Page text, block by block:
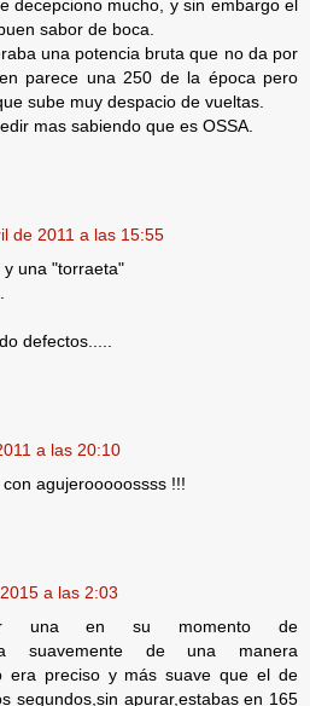
decepciono mucho, y sin embargo el
sabor de boca.
una potencia bruta que no da por
parece una 250 de la época pero
sube muy despacio de vueltas.
mas sabiendo que es OSSA.
de 2011 a las 15:55
una "torraeta"
defectos.....
a las 20:10
con agujerooooossss !!!
a las 2:03
una en su momento de
suavemente de una manera
era preciso y más suave que el de
segundos,sin apurar,estabas en 165